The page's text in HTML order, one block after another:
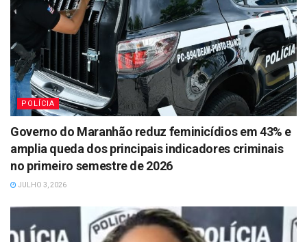
POLÍCIA
Governo do Maranhão reduz feminicídios em 43% e
amplia queda dos principais indicadores criminais
no primeiro semestre de 2026
JULHO 3, 2026